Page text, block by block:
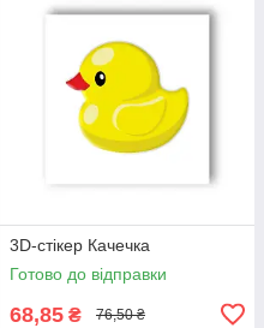
3D-стікер Качечка
Готово до відправки
68,85 ₴ 76,50 ₴